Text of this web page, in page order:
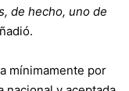
de hecho, uno de
mínimamente por